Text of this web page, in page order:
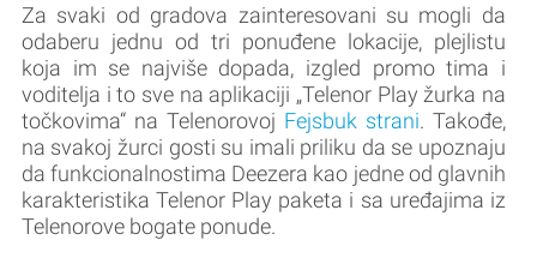
Za svaki od gradova zainteresovani su mogli da
odaberu jednu od tri ponuđene lokacije, plejlistu
koja im se najviše dopada, izgled promo tima i
voditelja i to sve na aplikaciji „Telenor Play žurka na
točkovima“ na Telenorovoj Fejsbuk strani. Takođe,
na svakoj žurci gosti su imali priliku da se upoznaju
da funkcionalnostima Deezera kao jedne od glavnih
karakteristika Telenor Play paketa i sa uređajima iz
Telenorove bogate ponude.